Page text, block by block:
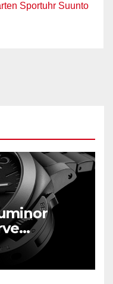
Sportuhr Suunto